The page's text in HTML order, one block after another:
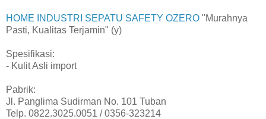
HOME INDUSTRI SEPATU SAFETY OZERO "Murahnya
Pasti, Kualitas Terjamin" (y)
Spesifikasi:
- Kulit Asli import
Pabrik:
Jl. Panglima Sudirman No. 101 Tuban
Telp. 0822.3025.0051 / 0356-323214